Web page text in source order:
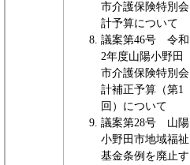
市介護保険特別会
計予算について
議案第46号 令和
2年度山陽小野田
市介護保険特別会
計補正予算（第1
回）について
議案第28号 山陽
小野田市地域福祉
基金条例を廃止す